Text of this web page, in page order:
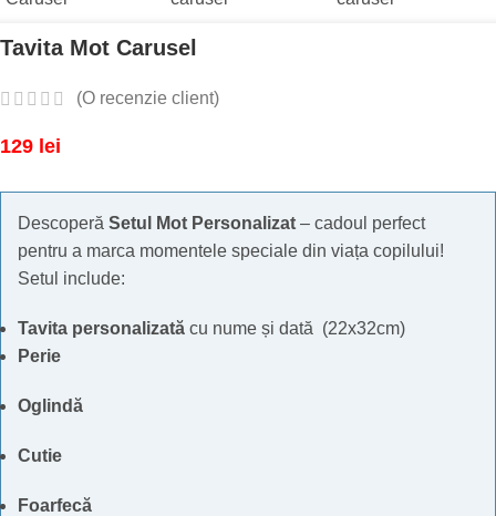
Tavita Mot Carusel
(O recenzie client)
129 lei
Descoperă Setul Mot Personalizat – cadoul perfect
pentru a marca momentele speciale din viața copilului!
Setul include:
Tavita personalizată cu nume și dată (22x32cm)
Perie
Oglindă
Cutie
Foarfecă